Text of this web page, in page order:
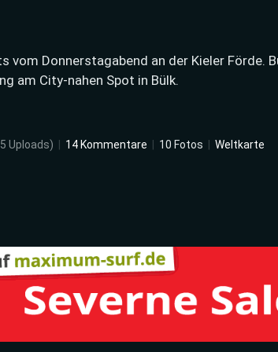
vom Donnerstagabend an der Kieler Förde.
am City-nahen Spot in Bülk.
Uploads) 14 Kommentare 10 Fotos Weltkarte